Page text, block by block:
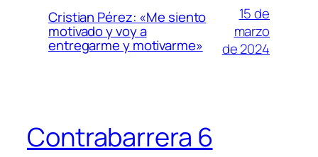
Cristian Pérez: «Me siento
motivado y voy a
entregarme y motivarme»
15 de
marzo
de 2024
Contrabarrera 6